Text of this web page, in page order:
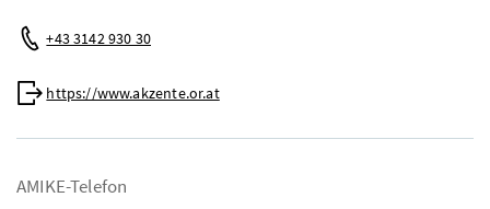
Telefon:
+43 3142 930 30
Web:
https://www.akzente.or.at
AMIKE-Telefon